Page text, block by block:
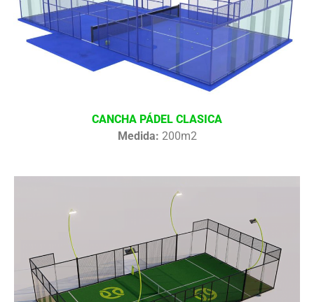
CANCHA PÁDEL CLASICA
Medida: 200m2